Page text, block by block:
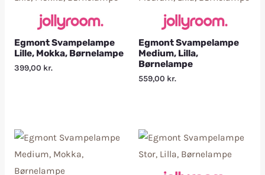
Egmont Svampelampe
Lille, Mokka, Børnelampe
399,00 kr.
Egmont Svampelampe
Medium, Lilla,
Børnelampe
559,00 kr.